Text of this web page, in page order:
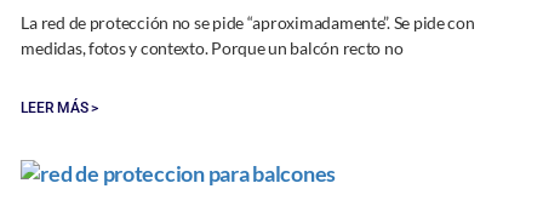
La red de protección no se pide “aproximadamente”. Se pide con
medidas, fotos y contexto. Porque un balcón recto no
LEER MÁS >